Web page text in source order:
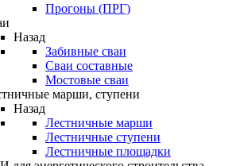
Прогоны (ПРГ)
Назад
Забивные сваи
Сваи составные
Мостовые сваи
марши, ступени
Назад
Лестничные марши
Лестничные ступени
Лестничные площадки